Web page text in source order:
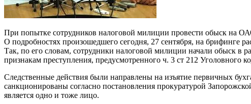
При попытке сотрудников налоговой милиции провести обыск на
О подробностях произошедшего сегодня, 27 сентября, на брифинге
Так, по его словам, сотрудники налоговой милиции начали обыск в
признакам преступления, предусмотренного ч. 3 ст 212 Уголовного
Следственные действия были направлены на изъятие первичных
санкционированы согласно постановления прокуратурой
является одно и тоже лицо.